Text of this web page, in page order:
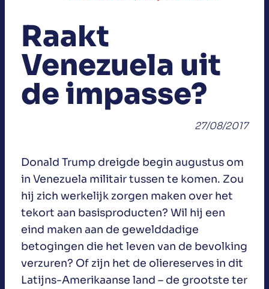
Raakt
Venezuela uit
de impasse?
27/08/2017
Donald Trump dreigde begin augustus om
in Venezuela militair tussen te komen. Zou
hij zich werkelijk zorgen maken over het
tekort aan basisproducten? Wil hij een
eind maken aan de gewelddadige
betogingen die het leven van de bevolking
verzuren? Of zijn het de oliereserves in dit
Latijns-Amerikaanse land – de grootste ter